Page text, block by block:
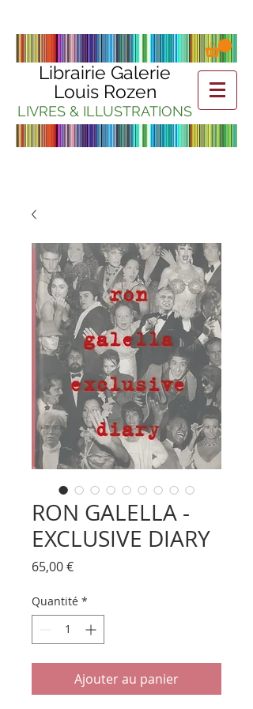
Librairie Galerie
Louis Rozen
LIVRES & ILLUSTRATIONS
RON GALELLA -
EXCLUSIVE DIARY
65,00 €Prix
Quantité *
Ajouter au panier